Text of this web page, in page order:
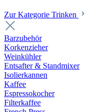
Zur Kategorie Trinken
Barzubehör
Korkenzieher
Weinkühler
Entsafter & Standmixer
Isolierkannen
Kaffee
Espressokocher
Filterkaffee